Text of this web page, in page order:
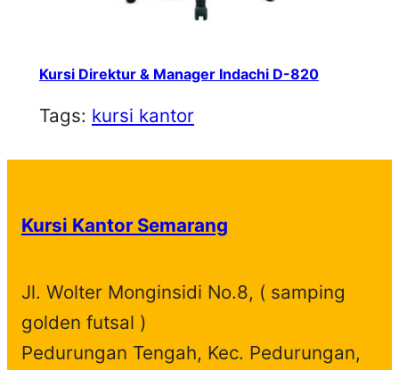
Kursi Direktur & Manager Indachi D-820
Tags: kursi kantor
Kursi Kantor Semarang
Jl. Wolter Monginsidi No.8, ( samping
golden futsal )
Pedurungan Tengah, Kec. Pedurungan,